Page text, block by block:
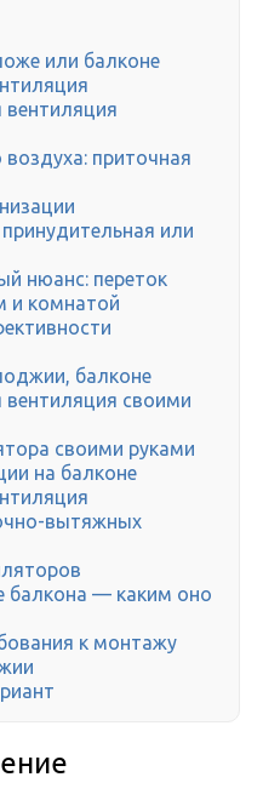
или балконе
вентиляция
приточная
или
нюанс: переток
и комнатой
балконе
вентиляция своими
своими руками
на балконе
вытяжных
балкона — каким оно
к монтажу